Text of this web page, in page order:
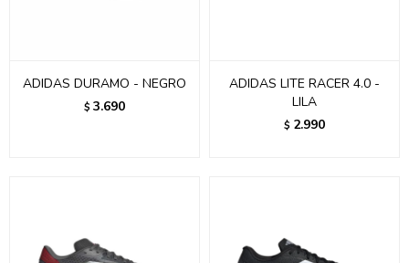
ADIDAS DURAMO - NEGRO
$ 3.690
ADIDAS LITE RACER 4.0 -
LILA
$ 2.990